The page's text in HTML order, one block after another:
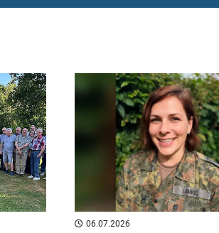
06.07.2026